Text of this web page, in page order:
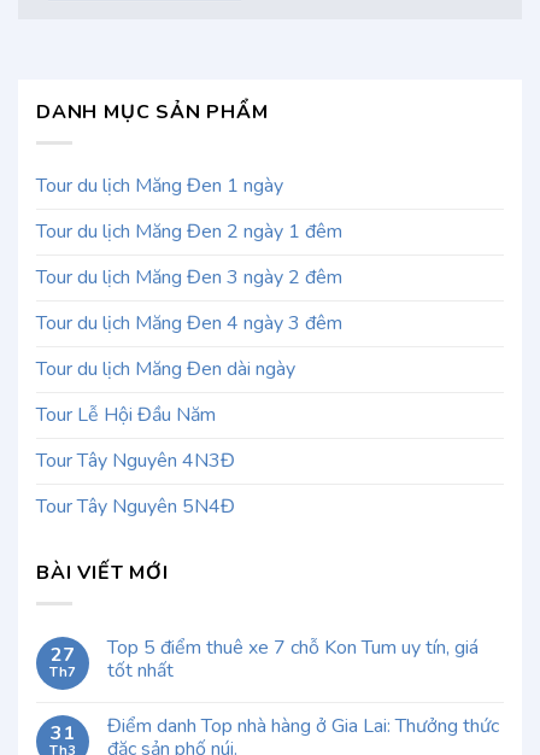
DANH MỤC SẢN PHẨM
Tour du lịch Măng Đen 1 ngày
Tour du lịch Măng Đen 2 ngày 1 đêm
Tour du lịch Măng Đen 3 ngày 2 đêm
Tour du lịch Măng Đen 4 ngày 3 đêm
Tour du lịch Măng Đen dài ngày
Tour Lễ Hội Đầu Năm
Tour Tây Nguyên 4N3Đ
Tour Tây Nguyên 5N4Đ
BÀI VIẾT MỚI
27
Th7
Top 5 điểm thuê xe 7 chỗ Kon Tum uy tín, giá
tốt nhất
31
Th3
Điểm danh Top nhà hàng ở Gia Lai: Thưởng thức
đặc sản phố núi.